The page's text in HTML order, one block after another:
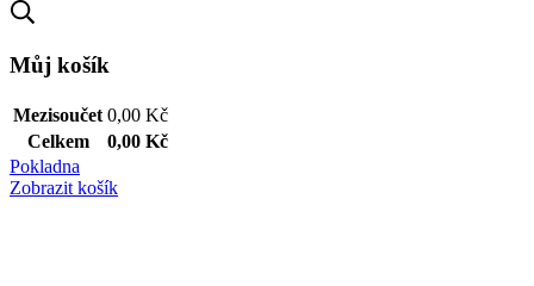
Můj košík
Mezisoučet 0,00 Kč
Celkem
0,00 Kč
Pokladna
Zobrazit košík